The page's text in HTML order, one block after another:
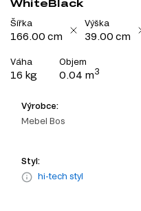
WhiteBlack
Šířka
166.00 cm
Výška
39.00 cm
Váha
16 kg
Objem
0.04 m3
Výrobce:
Mebel Bos
Styl:
hi-tech styl